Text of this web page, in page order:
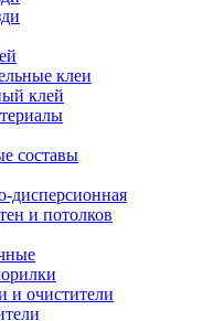
клеи
клей
составы
дисперсионная
и потолков
и очистители